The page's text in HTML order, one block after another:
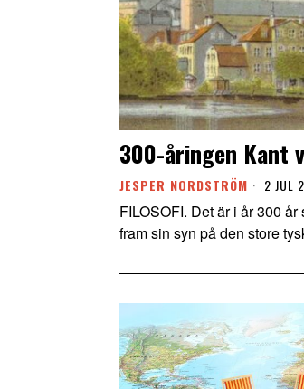
300-åringen Kant
JESPER NORDSTRÖM 2 JUL
FILOSOFI. Det är i år 300
fram sin syn på den store